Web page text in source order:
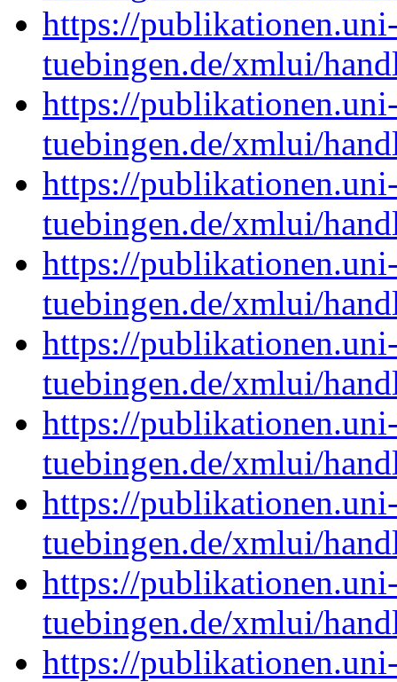
https://
tuebingen.de/xmlui/
https://
tuebingen.de/xmlui/
https://
tuebingen.de/xmlui/
https://
tuebingen.de/xmlui/
https://
tuebingen.de/xmlui/
https://
tuebingen.de/xmlui/
https://
tuebingen.de/xmlui/
https://
tuebingen.de/xmlui/
https://